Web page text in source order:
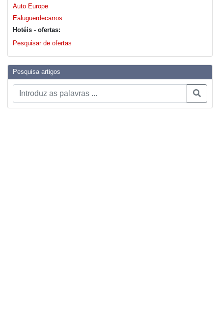
Auto Europe
Ealuguerdecarros
Hotéis - ofertas:
Pesquisar de ofertas
Pesquisa artigos